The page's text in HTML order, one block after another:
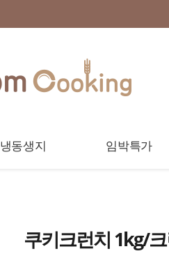
냉동생지 임박특가
쿠키크런치 1kg/